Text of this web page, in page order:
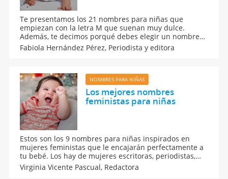
Te presentamos los 21 nombres para niñas que
empiezan con la letra M que suenan muy dulce.
Además, te decimos porqué debes elegir un nombre
con M para tu bebé, así que aquí conocerás los
nombres para niñas con inicial M que se oyen muy
Fabiola Hernández Pérez, Periodista y editora
NOMBRES PARA NIÑAS
Los mejores nombres
feministas para niñas
Estos son los 9 nombres para niñas inspirados en
mujeres feministas que le encajarán perfectamente a
tu bebé. Los hay de mujeres escritoras, periodistas,
deportistas, pintoras... que lucharon por sus Derechos,
para que puedas elegir entre una gran variedad. ¿Qué
Virginia Vicente Pascual, Redactora